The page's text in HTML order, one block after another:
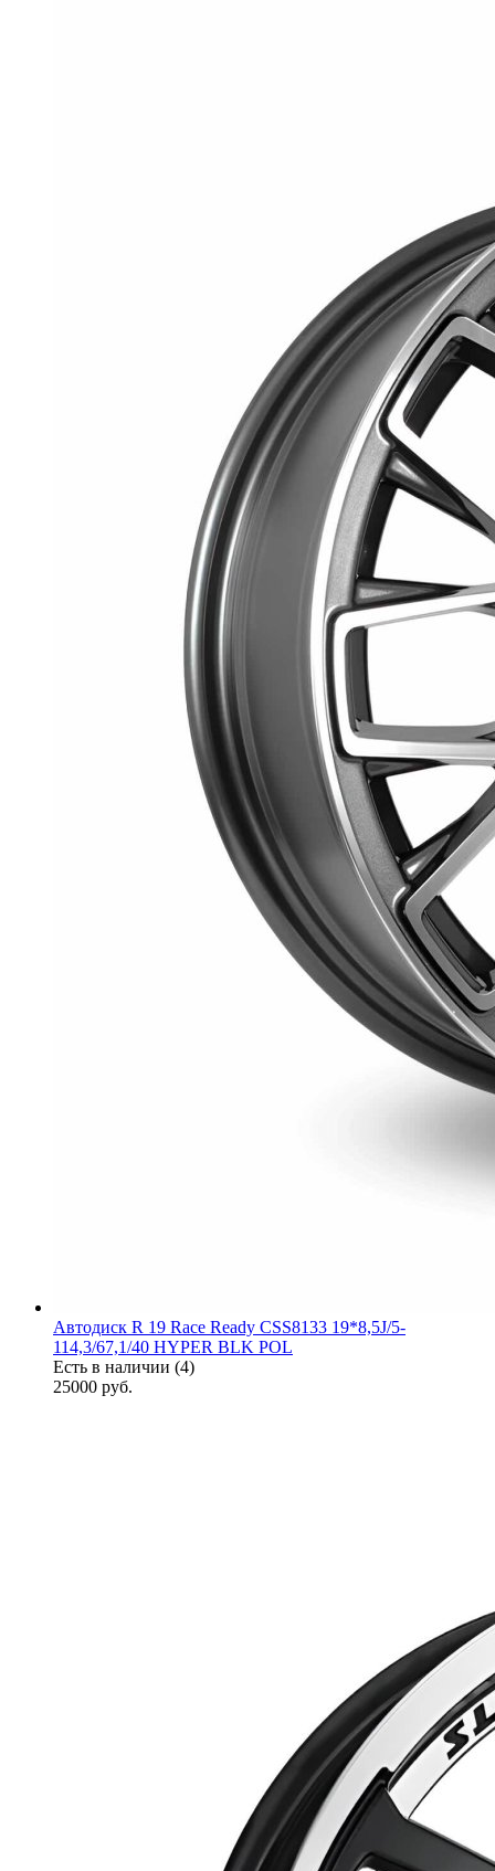
Автодиск R 19 Race Ready CSS8133 19*8,5J/5-
114,3/67,1/40 HYPER BLK POL
Есть в наличии (4)
25000 руб.